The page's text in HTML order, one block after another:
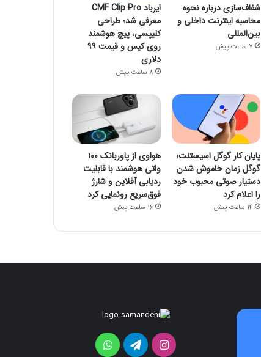
شفاف‌سازی درباره نحوه
محاسبه اینترنت داخلی و
بین‌المللی
7 ساعت پیش
ایرباد CMF Clip Pro
معرفی شد؛ طراحی
کلیپسی، پیچ هوشمند
روی کیس و قیمت ۹۹
دلاری
8 ساعت پیش
پایان کار گوگل اسیستنت؛
گوگل زمان خاموش شدن
دستیار صوتی محبوب خود
را اعلام کرد
14 ساعت پیش
هواوی از پاوربانک ۱۰۰
واتی هوشمند با قابلیت
ردیابی آفلاین و شارژ
فوق‌سریع رونمایی کرد
16 ساعت پیش
اینستاگرامتلگرام واتس